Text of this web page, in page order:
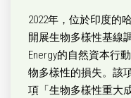
2022年，位於印度的
開展生物多樣性基線
Energy的自然資本行
物多樣性的損失。該
項「生物多樣性重大